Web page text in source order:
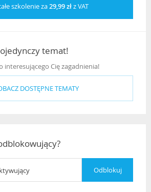
szkolenie za29,99 złz VAT
temat!
interesującego Cię zagadnienia!
DOSTĘPNE TEMATY